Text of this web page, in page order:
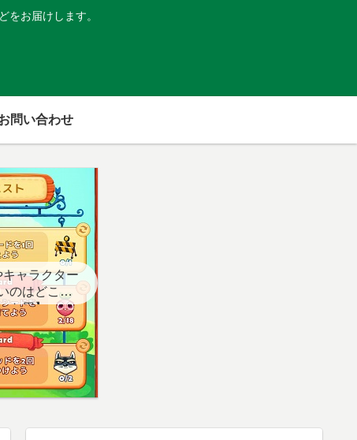
をお届けします。
問い合わせ
ャラクター
のはどこ？
ト用】